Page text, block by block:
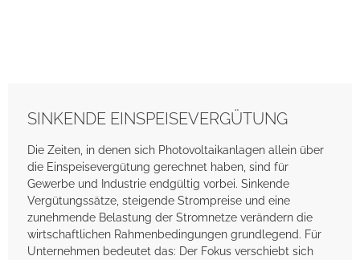
SINKENDE EINSPEISEVERGÜTUNG
Die Zeiten, in denen sich Photovoltaikanlagen allein über
die Einspeisevergütung gerechnet haben, sind für
Gewerbe und Industrie endgültig vorbei. Sinkende
Vergütungssätze, steigende Strompreise und eine
zunehmende Belastung der Stromnetze verändern die
wirtschaftlichen Rahmenbedingungen grundlegend. Für
Unternehmen bedeutet das: Der Fokus verschiebt sich